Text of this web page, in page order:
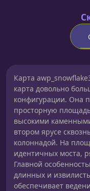
Карта
карта довольно
конфигурации. Она
просторную
высокими
втором ярусе
колоннадой. На
идентичных моста,
Главной
длинных и
обеспечивает